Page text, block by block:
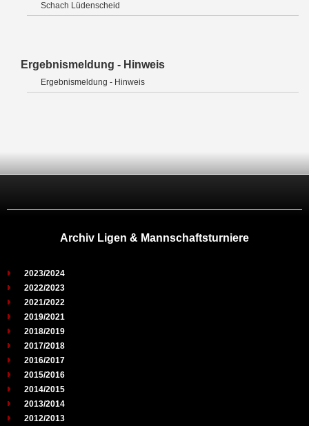
Schach Lüdenscheid
Ergebnismeldung - Hinweis
Ergebnismeldung - Hinweis
Archiv Ligen & Mannschaftsturniere
2023/2024
2022/2023
2021/2022
2019/2021
2018/2019
2017/2018
2016/2017
2015/2016
2014/2015
2013/2014
2012/2013